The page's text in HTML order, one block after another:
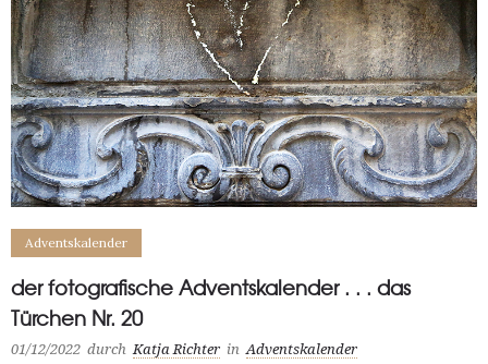
Adventskalender
der fotografische Adventskalender . . . das
Türchen Nr. 20
01/12/2022 durch Katja Richter in Adventskalender